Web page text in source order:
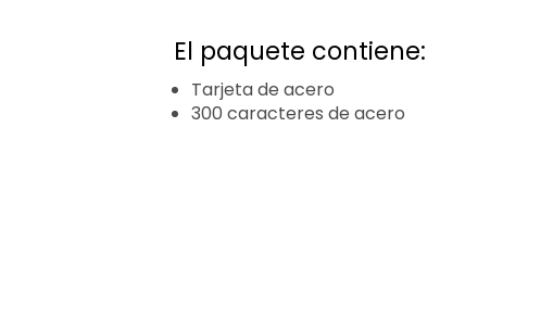
El paquete contiene:
Tarjeta de acero
300 caracteres de acero